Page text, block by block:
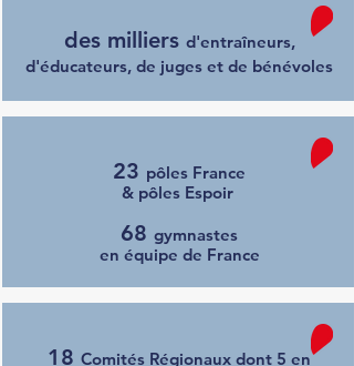
SALLE
& ÉQUIPEMENTS
des milliers d'entraîneurs,
d'éducateurs, de juges et de bénévoles
23 pôles France
& pôles Espoir
68 gymnastes
en équipe de France
18 Comités Régionaux dont 5 en